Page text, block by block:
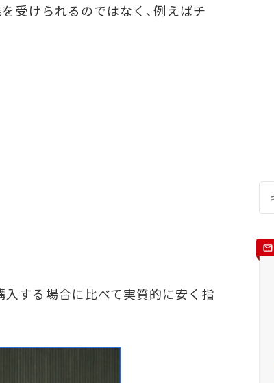
受けられるのではなく、例えばチ
する場合に比べて実質的に安く指